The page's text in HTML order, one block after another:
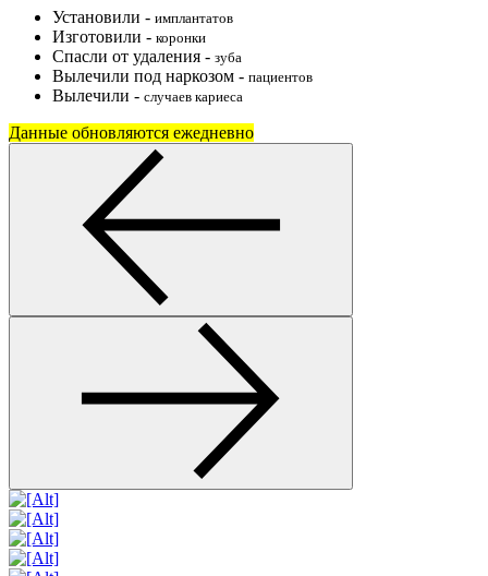
Установили - имплантатов
Изготовили - коронки
Спасли от удаления - зуба
Вылечили под наркозом - пациентов
Вылечили - случаев кариеса
Данные обновляются ежедневно